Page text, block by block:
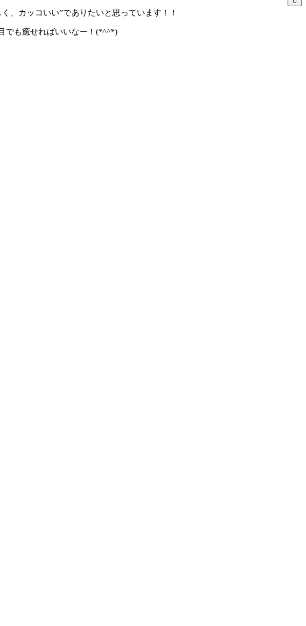
、カッコいい”でありたいと思っています！！
でも癒せればいいなー！(*^^*)